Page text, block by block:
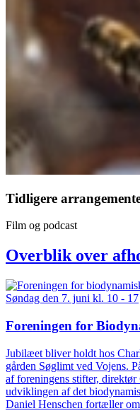
Tidligere
Film og podcast
Overblik over
Søndag den 7. juni kl. 10 - 17
Foreningen for
Jubilæet bliver holdt hos
gården Søglimt ved Vojens.
af foreningens stifter,
udviklingen af det
Daniel Henschen fortæller